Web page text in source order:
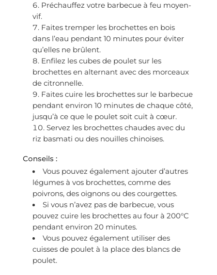
Préchauffez votre barbecue à feu moyen-
vif.
Faites tremper les brochettes en bois
dans l’eau pendant 10 minutes pour éviter
qu’elles ne brûlent.
Enfilez les cubes de poulet sur les
brochettes en alternant avec des morceaux
de citronnelle.
Faites cuire les brochettes sur le barbecue
pendant environ 10 minutes de chaque côté,
jusqu’à ce que le poulet soit cuit à cœur.
Servez les brochettes chaudes avec du
riz basmati ou des nouilles chinoises.
Conseils :
Vous pouvez également ajouter d’autres
légumes à vos brochettes, comme des
poivrons, des oignons ou des courgettes.
Si vous n’avez pas de barbecue, vous
pouvez cuire les brochettes au four à 200°C
pendant environ 20 minutes.
Vous pouvez également utiliser des
cuisses de poulet à la place des blancs de
poulet.